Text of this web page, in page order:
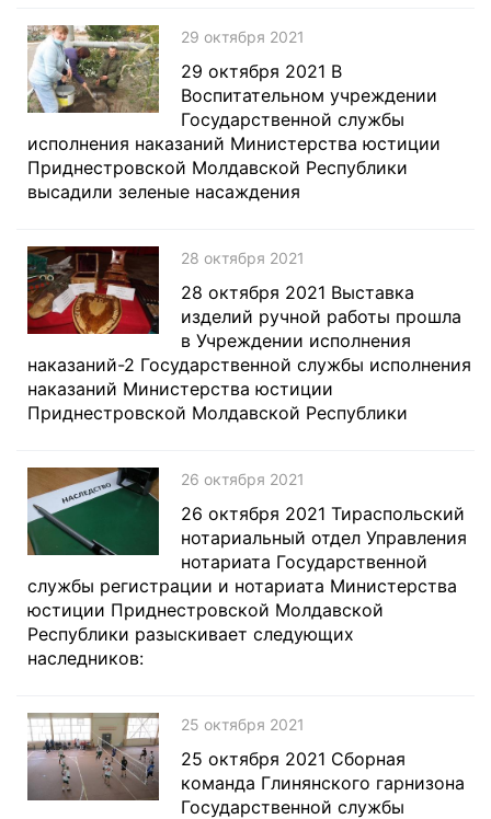
29 октября 2021
29 октября 2021 В
Воспитательном учреждении
Государственной службы
исполнения наказаний Министерства юстиции
Приднестровской Молдавской Республики
высадили зеленые насаждения
28 октября 2021
28 октября 2021 Выставка
изделий ручной работы прошла
в Учреждении исполнения
наказаний-2 Государственной службы исполнения
наказаний Министерства юстиции
Приднестровской Молдавской Республики
26 октября 2021
26 октября 2021 Тираспольский
нотариальный отдел Управления
нотариата Государственной
службы регистрации и нотариата Министерства
юстиции Приднестровской Молдавской
Республики разыскивает следующих
наследников:
25 октября 2021
25 октября 2021 Сборная
команда Глинянского гарнизона
Государственной службы